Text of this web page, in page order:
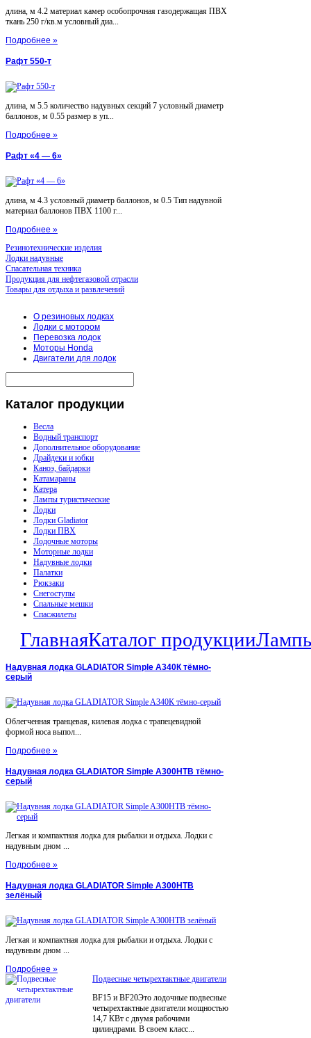
длина, м 4.2 материал камер особопрочная газодержащая ПВХ
ткань 250 г/кв.м условный диа...
Подробнее »
Рафт 550-т
длина, м 5.5 количество надувных секций 7 условный диаметр
баллонов, м 0.55 размер в уп...
Подробнее »
Рафт «4 — 6»
длина, м 4.3 условный диаметр баллонов, м 0.5 Тип надувной
материал баллонов ПВХ 1100 г...
Подробнее »
Резинотехнические изделия
Лодки надувные
Спасательная техника
Продукция для нефтегазовой отрасли
Товары для отдыха и развлечений
О резиновых лодках
Лодки с мотором
Перевозка лодок
Моторы Honda
Двигатели для лодок
Каталог продукции
Весла
Водный транспорт
Дополнительное оборудование
Драйдеки и юбки
Каноэ, байдарки
Катамараны
Катера
Лампы туристические
Лодки
Лодки Gladiator
Лодки ПВХ
Лодочные моторы
Моторные лодки
Надувные лодки
Палатки
Рюкзаки
Снегоступы
Спальные мешки
Спасжилеты
ГлавнаяКаталог продукции
Надувная лодка GLADIATOR Simple A340К тёмно-
серый
Облегченная транцевая, килевая лодка с трапецевидной
формой носа выпол...
Подробнее »
Надувная лодка GLADIATOR Simple A300НТВ тёмно-
серый
Легкая и компактная лодка для рыбалки и отдыха. Лодки с
надувным дном ...
Подробнее »
Надувная лодка GLADIATOR Simple A300НТВ
зелёный
Легкая и компактная лодка для рыбалки и отдыха. Лодки с
надувным дном ...
Подробнее »
Подвесные четырехтактные двигатели
BF15 и BF20Это лодочные подвесные
четырехтактные двигатели мощностью
14,7 КВт с двумя рабочими
цилиндрами. В своем класс...